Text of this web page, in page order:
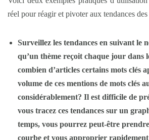
réel pour réagir et pivoter aux tendances des
Surveillez les tendances en suivant le
qu’un thème reçoit chaque jour dans
combien d’articles certains mots clés
volume de ces mentions de mots clés
considérablement? Il est difficile de
vous tracez ces tendances sur un
temps, vous pourrez peut-être
courbe et vous approprier rapidement